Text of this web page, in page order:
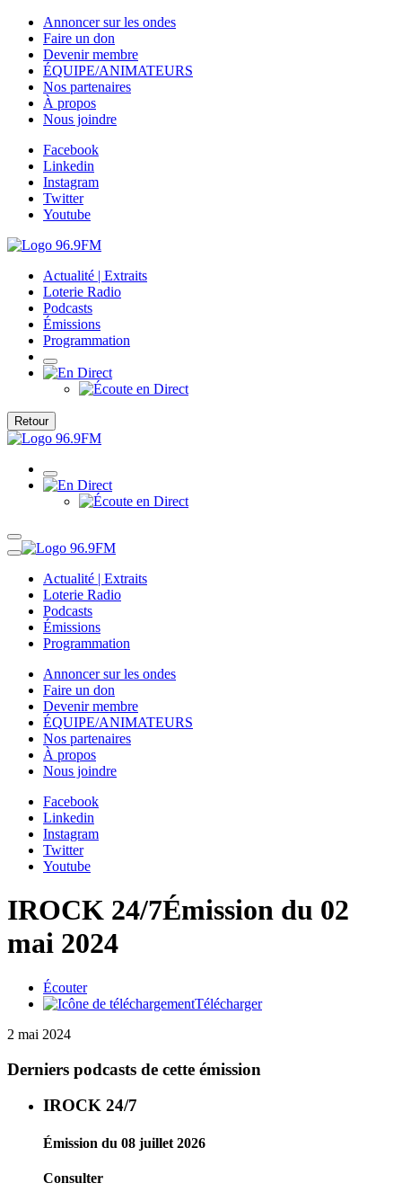
Annoncer sur les ondes
Faire un don
Devenir membre
ÉQUIPE/ANIMATEURS
Nos partenaires
À propos
Nous joindre
Facebook
Linkedin
Instagram
Twitter
Youtube
Actualité | Extraits
Loterie Radio
Podcasts
Émissions
Programmation
Retour
Actualité | Extraits
Loterie Radio
Podcasts
Émissions
Programmation
Annoncer sur les ondes
Faire un don
Devenir membre
ÉQUIPE/ANIMATEURS
Nos partenaires
À propos
Nous joindre
Facebook
Linkedin
Instagram
Twitter
Youtube
IROCK 24/7Émission du 02
mai 2024
Écouter
Télécharger
2 mai 2024
Derniers podcasts de cette émission
IROCK 24/7
Émission du 08 juillet 2026
Consulter